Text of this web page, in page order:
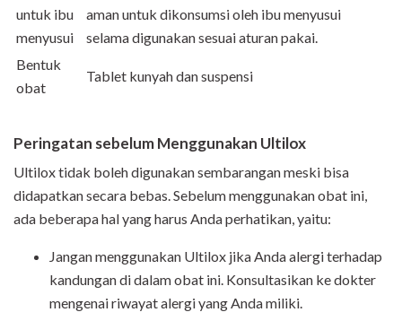
untuk ibu
menyusui
aman untuk dikonsumsi oleh ibu menyusui
selama digunakan sesuai aturan pakai.
Bentuk
obat
Tablet kunyah dan suspensi
Peringatan sebelum Menggunakan Ultilox
Ultilox tidak boleh digunakan sembarangan meski bisa
didapatkan secara bebas. Sebelum menggunakan obat ini,
ada beberapa hal yang harus Anda perhatikan, yaitu:
Jangan menggunakan Ultilox jika Anda alergi terhadap
kandungan di dalam obat ini. Konsultasikan ke dokter
mengenai riwayat alergi yang Anda miliki.